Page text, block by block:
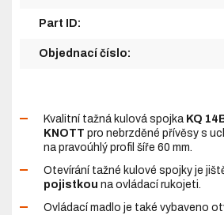
Part ID:
Objednací číslo:
Kvalitní tažná kulová spojka KQ
KNOTT pro nebrzděné přívěsy s
na pravoúhlý profil šíře 60 mm.
Otevírání tažné kulové spojky je
pojistkou na ovládací rukojeti.
Ovládací madlo je také vybaveno